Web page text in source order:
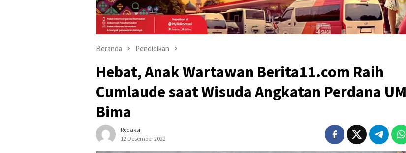
Beranda Pendidikan
Hebat, Anak Wartawan Berita11.com Raih
Cumlaude saat Wisuda Angkatan Perdana UM
Bima
Redaksi
12 Desember 2022